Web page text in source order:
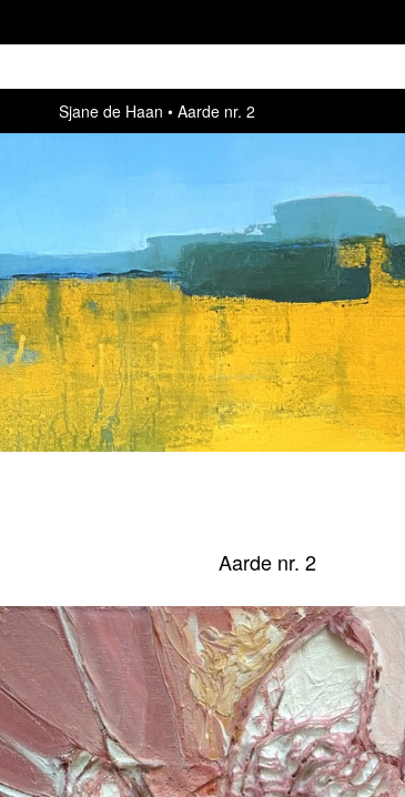
Sjane de Haan Aarde nr. 2
Aarde nr. 2